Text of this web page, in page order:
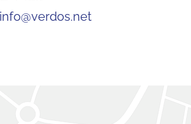
info@verdos.net